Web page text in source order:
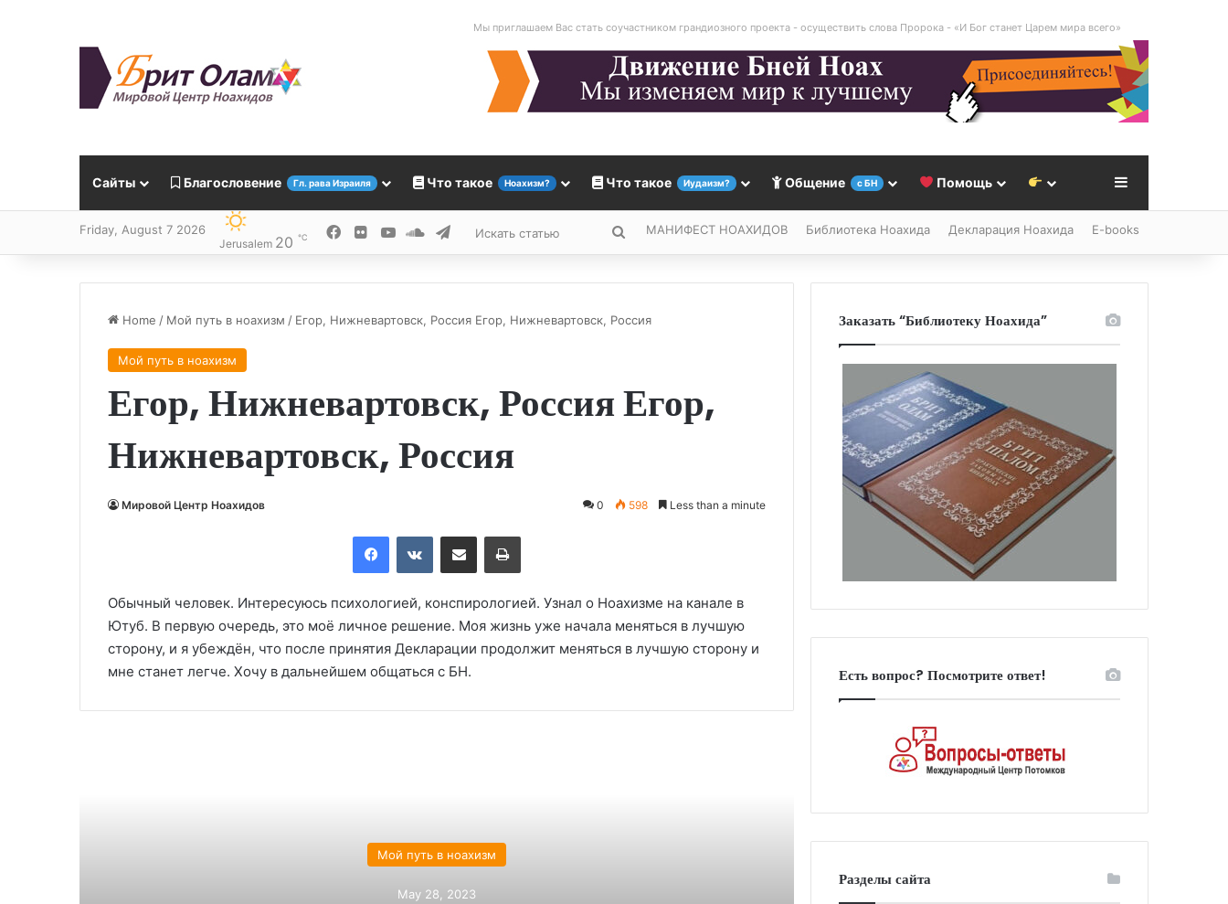
Мы приглашаем Вас стать соучастником грандиозного проекта - осуществить слова Пророка - «И Бог станет Царем мира всего»
Сайты Благословение Гл. рава Израиля Что такое Ноахизм? Что такое Иудаизм? Общение с БН Помощь Sidebar
Friday, August 7 2026
Jerusalem 20 ℃ Facebook
FlickrYouTubeSoundCloud
Telegram
Искать
МАНИФЕСТ НОАХИДОВ Библиотека Ноахида Декларация Ноахида E-books
Home / Мой путь в ноахизм / Егор, Нижневартовск, Россия Егор, Нижневартовск, Россия
Мой путь в ноахизм
Егор, Нижневартовск, Россия Егор,
Нижневартовск, Россия
Мировой Центр Ноахидов 0 598 Less than a minute
FacebookVKontakteShare via Email Print
Обычный человек. Интересуюсь психологией, конспирологией. Узнал о Ноахизме на канале в
Ютуб. В первую очередь, это моё личное решение. Моя жизнь уже начала меняться в лучшую
сторону, и я убеждён, что после принятия Декларации продолжит меняться в лучшую сторону и
мне станет легче. Хочу в дальнейшем общаться с БН.
Мой путь в ноахизм
May 28, 2023
Заказать “Библиотеку Ноахида”
Есть вопрос? Посмотрите ответ!
Разделы сайта